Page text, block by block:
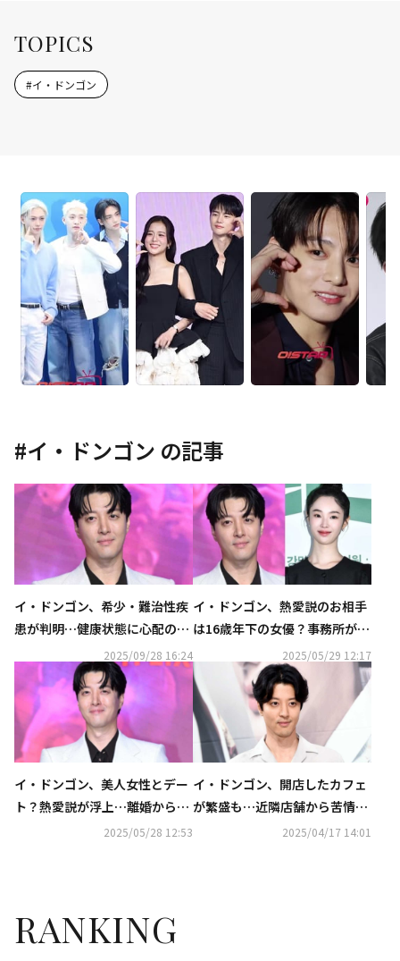
TOPICS
#イ・ドンゴン
#イ・ドンゴン の記事
イ・ドンゴン、希少・難治性疾
患が判明…健康状態に心配の声
2025/09/28 16:24
イ・ドンゴン、熱愛説のお相手
は16歳年下の女優？事務所がコ
2025/05/29 12:17
イ・ドンゴン、美人女性とデー
ト？熱愛説が浮上…離婚から約
2025/05/28 12:53
イ・ドンゴン、開店したカフェ
が繁盛も…近隣店舗から苦情
「夜まで続く工事で眠れなかっ
2025/04/17 14:01
RANKING